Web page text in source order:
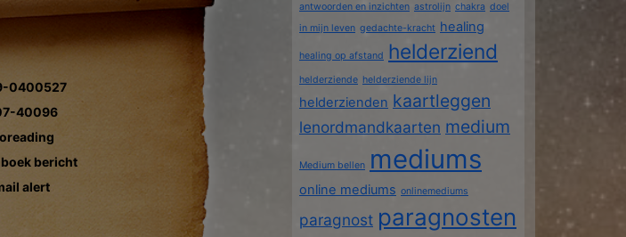
0400527
40096
bericht
alert
antwoorden en inzichten astrolijn chakra doel
in mijn leven gedachte-kracht healing
healing op afstand helderziend
helderziende helderziende lijn
helderzienden kaartleggen
lenordmandkaarten medium
Medium bellen mediums
online mediums onlinemediums
paragnost paragnosten